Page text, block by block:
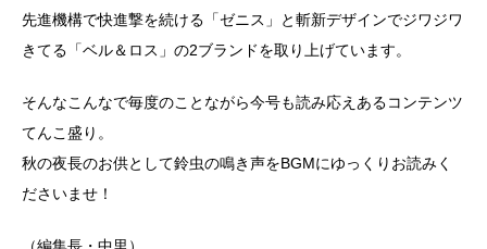
先進機構で快進撃を続ける「ゼニス」と斬新デザインでジワジワ
きてる「ベル＆ロス」の2ブランドを取り上げています。
そんなこんなで毎度のことながら今号も読み応えあるコンテンツ
てんこ盛り。
秋の夜長のお供として鈴虫の鳴き声をBGMにゆっくりお読みく
ださいませ！